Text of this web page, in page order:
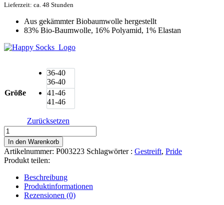
Lieferzeit: ca. 48 Stunden
Aus gekämmter Biobaumwolle hergestellt
83% Bio-Baumwolle, 16% Polyamid, 1% Elastan
Größe
36-40
36-40
41-46
41-46
Zurücksetzen
Happy
Socks
Socken
Pride
Stripe
Buntgestreift
Menge
In den Warenkorb
Artikelnummer: P003223 Schlagwörter : Gestreift, Pride
Produkt teilen:
Beschreibung
Produktinformationen
Rezensionen (0)